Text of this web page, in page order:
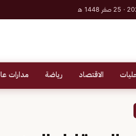
الاقتصاد رياضة مدارات